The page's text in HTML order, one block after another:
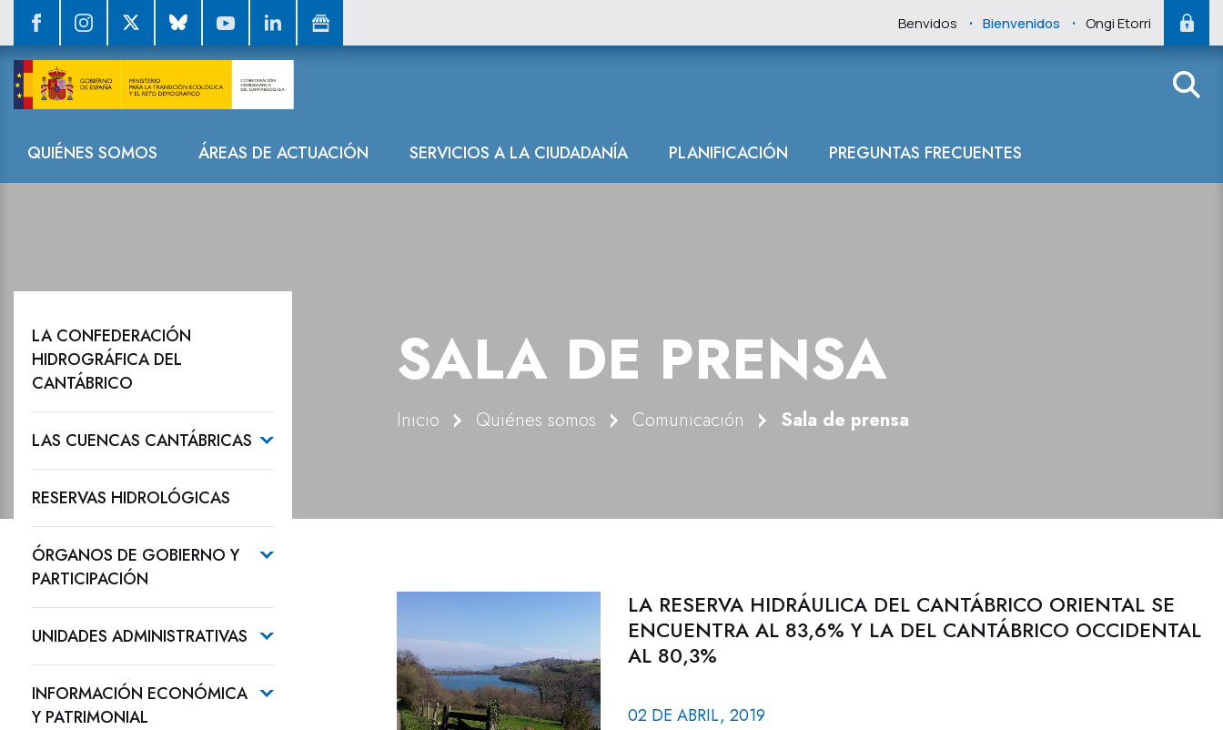
Benvidos . Bienvenidos . Ongi Etorri
Navegación
QUIÉNES SOMOS ÁREAS DE ACTUACIÓN SERVICIOS A LA CIUDADANÍA PLANIFICACIÓN PREGUNTAS FRECUENTES
Sala de prensa
SALA DE PRENSA
Inicio Quiénes somos Comunicación Sala de prensa
LA CONFEDERACIÓN
HIDROGRÁFICA DEL
CANTÁBRICO
LAS CUENCAS CANTÁBRICAS
RESERVAS HIDROLÓGICAS
ÓRGANOS DE GOBIERNO Y
PARTICIPACIÓN
UNIDADES ADMINISTRATIVAS
INFORMACIÓN ECONÓMICA
Y PATRIMONIAL
LA RESERVA HIDRÁULICA DEL CANTÁBRICO ORIENTAL SE
ENCUENTRA AL 83,6% Y LA DEL CANTÁBRICO OCCIDENTAL
AL 80,3%
02 DE ABRIL, 2019